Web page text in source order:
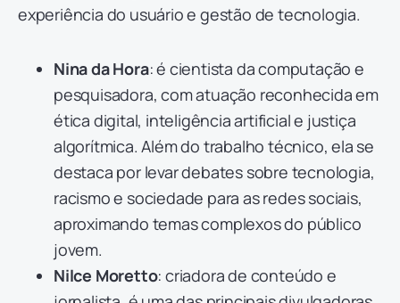
experiência do usuário e gestão de tecnologia.
Nina da Hora: é cientista da computação e
pesquisadora, com atuação reconhecida em
ética digital, inteligência artificial e justiça
algorítmica. Além do trabalho técnico, ela se
destaca por levar debates sobre tecnologia,
racismo e sociedade para as redes sociais,
aproximando temas complexos do público
jovem.
Nilce Moretto: criadora de conteúdo e